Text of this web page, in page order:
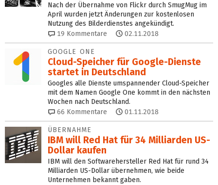
Nach der Übernahme von Flickr durch SmugMug im
April wurden jetzt Änderungen zur kostenlosen
Nutzung des Bilderdienstes angekündigt.
19 Kommentare 02.11.2018
GOOGLE ONE
Cloud-Speicher für Google-Dienste
startet in Deutschland
Googles alle Dienste umspannender Cloud-Speicher
mit dem Namen Google One kommt in den nächsten
Wochen nach Deutschland.
66 Kommentare 01.11.2018
ÜBERNAHME
IBM will Red Hat für 34 Milliarden US-
Dollar kaufen
IBM will den Softwarehersteller Red Hat für rund 34
Milliarden US-Dollar übernehmen, wie beide
Unternehmen bekannt gaben.